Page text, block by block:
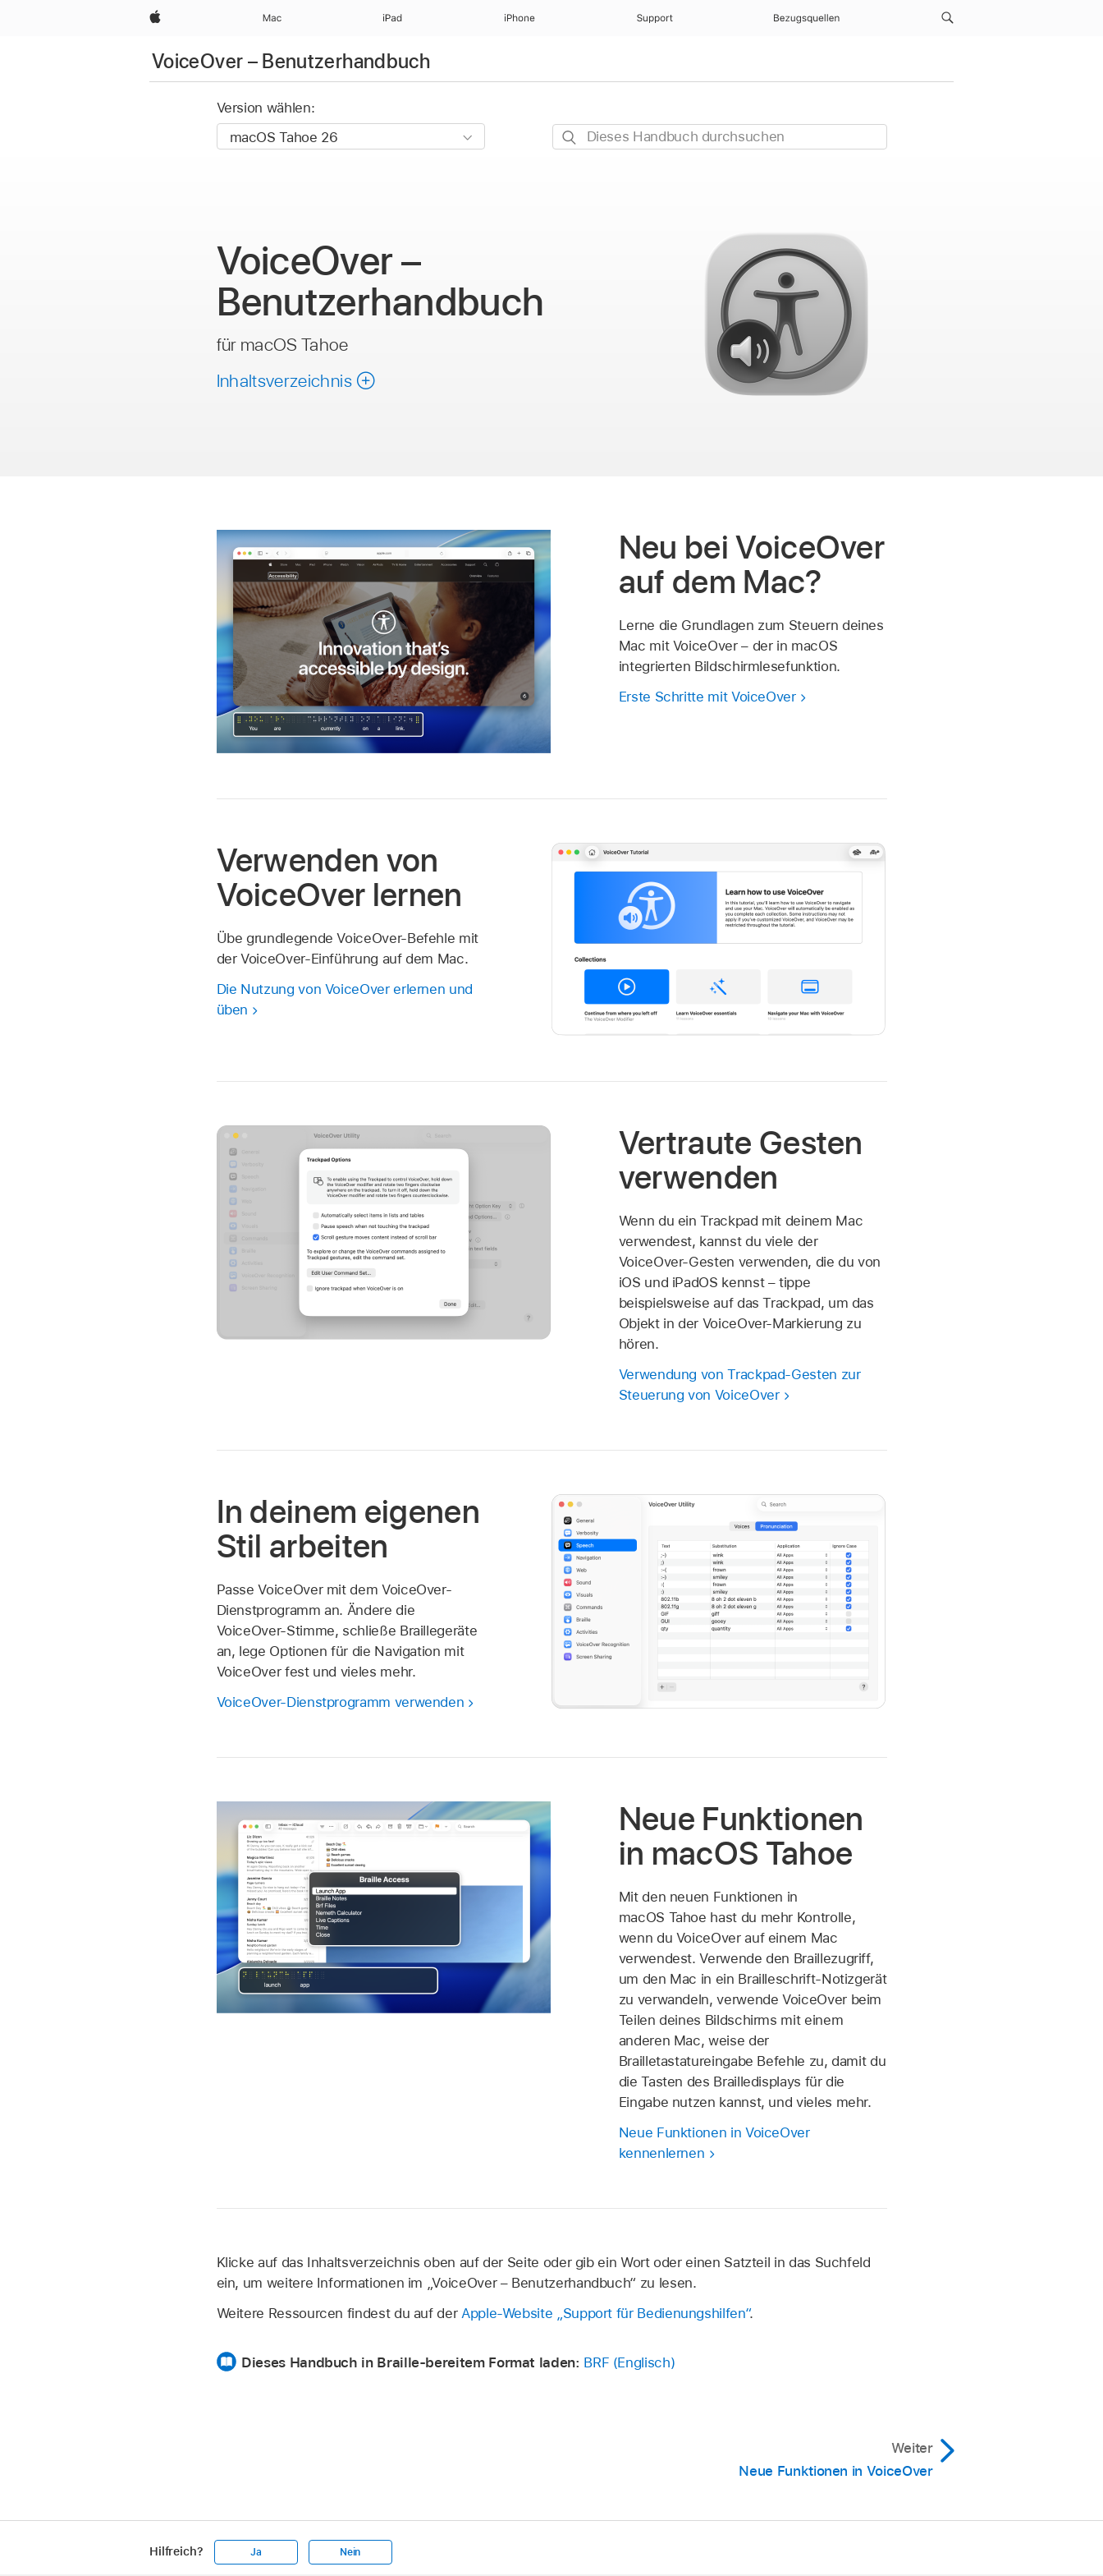
Apple Mac iPad iPhone Support Bezugsquellen
VoiceOver – Benutzerhandbuch
Version wählen:
Dieses
VoiceOver –
Benutzerhandbuch
für macOS Tahoe
Inhaltsverzeichnis
Neu bei VoiceOver
auf dem Mac?
Lerne die Grundlagen zum Steuern deines
Mac mit VoiceOver – der in macOS
integrierten Bildschirmlesefunktion.
Erste Schritte mit VoiceOver
Verwenden von
VoiceOver lernen
Übe grundlegende VoiceOver-Befehle mit
der VoiceOver-Einführung auf dem Mac.
Die Nutzung von VoiceOver erlernen und
üben
Vertraute Gesten
verwenden
Wenn du ein Trackpad mit deinem Mac
verwendest, kannst du viele der
VoiceOver-Gesten verwenden, die du von
iOS und iPadOS kennst – tippe
beispielsweise auf das Trackpad, um das
Objekt in der VoiceOver-Markierung zu
hören.
Verwendung von Trackpad-Gesten zur
Steuerung von VoiceOver
In deinem eigenen
Stil arbeiten
Passe VoiceOver mit dem VoiceOver-
Dienstprogramm an. Ändere die
VoiceOver-Stimme, schließe Braillegeräte
an, lege Optionen für die Navigation mit
VoiceOver fest und vieles mehr.
VoiceOver-Dienstprogramm verwenden
Neue Funktionen
in macOS Tahoe
Mit den neuen Funktionen in
macOS Tahoe hast du mehr Kontrolle,
wenn du VoiceOver auf einem Mac
verwendest. Verwende den Braillezugriff,
um den Mac in ein Brailleschrift-Notizgerät
zu verwandeln, verwende VoiceOver beim
Teilen deines Bildschirms mit einem
anderen Mac, weise der
Brailletastatureingabe Befehle zu, damit du
die Tasten des Brailledisplays für die
Eingabe nutzen kannst, und vieles mehr.
Neue Funktionen in VoiceOver
kennenlernen
Klicke auf das Inhaltsverzeichnis oben auf der Seite oder gib ein Wort oder einen Satzteil in das Suchfeld
ein, um weitere Informationen im „VoiceOver – Benutzerhandbuch“ zu lesen.
Weitere Ressourcen findest du auf der Apple-Website „Support für Bedienungshilfen“.
Dieses Handbuch in Braille-bereitem Format laden: BRF (Englisch)
Weiter
Neue Funktionen in VoiceOver
Hilfreich? Ja Nein